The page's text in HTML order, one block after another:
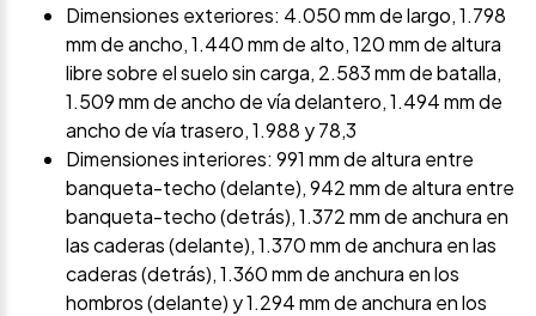
Dimensiones exteriores: 4.050 mm de largo, 1.798
mm de ancho, 1.440 mm de alto, 120 mm de altura
libre sobre el suelo sin carga, 2.583 mm de batalla,
1.509 mm de ancho de vía delantero, 1.494 mm de
ancho de vía trasero, 1.988 y 78,3
Dimensiones interiores: 991 mm de altura entre
banqueta-techo (delante), 942 mm de altura entre
banqueta-techo (detrás), 1.372 mm de anchura en
las caderas (delante), 1.370 mm de anchura en las
caderas (detrás), 1.360 mm de anchura en los
hombros (delante) y 1.294 mm de anchura en los